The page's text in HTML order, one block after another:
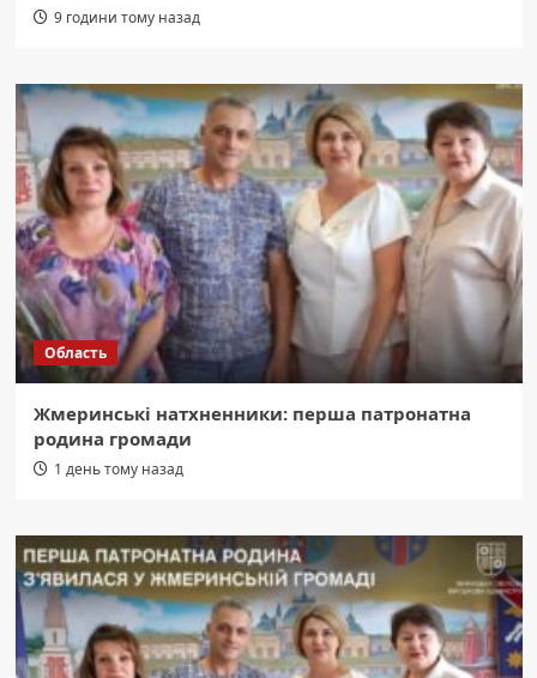
9 години тому назад
Область
Жмеринські натхненники: перша патронатна
родина громади
1 день тому назад